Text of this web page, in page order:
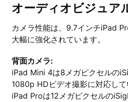
オーディオビジュア
カメラ性能は、9.7インチiPad
大幅に強化されています。
背面カメラ:
iPad Mini 4は8メガピクセルの
1080p HDビデオ撮影に対応し
iPad Proは12メガピクセルの